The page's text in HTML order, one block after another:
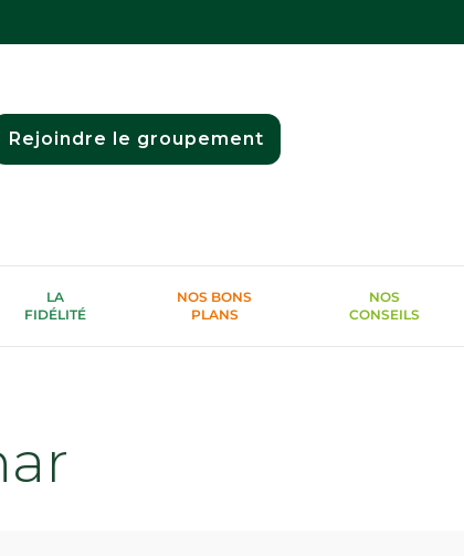
Rejoindre le groupement
LA
FIDÉLITÉ
NOS BONS
PLANS
NOS
CONSEILS